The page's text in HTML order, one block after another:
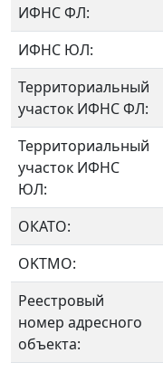
ИФНС ФЛ:
ИФНС ЮЛ:
Территориальный
участок ИФНС ФЛ:
Территориальный
участок ИФНС
ЮЛ:
ОКАТО:
OKTMO:
Реестровый
номер адресного
объекта: